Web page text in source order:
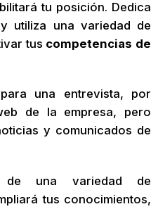
tu posición. Dedica
utiliza una variedad de
tus competencias de
una entrevista, por
de la empresa, pero
y comunicados de
una variedad de
tus conocimientos,